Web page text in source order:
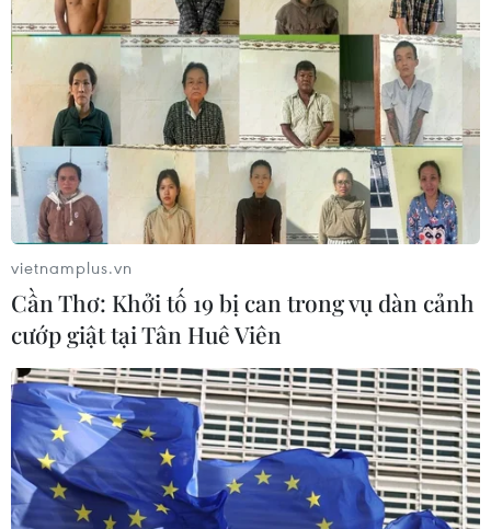
vietnamplus.vn
Cần Thơ: Khởi tố 19 bị can trong vụ dàn cảnh
cướp giật tại Tân Huê Viên